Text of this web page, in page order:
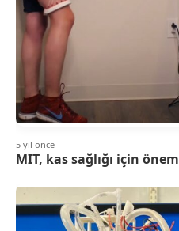
5 yıl önce
MIT, kas sağlığı için